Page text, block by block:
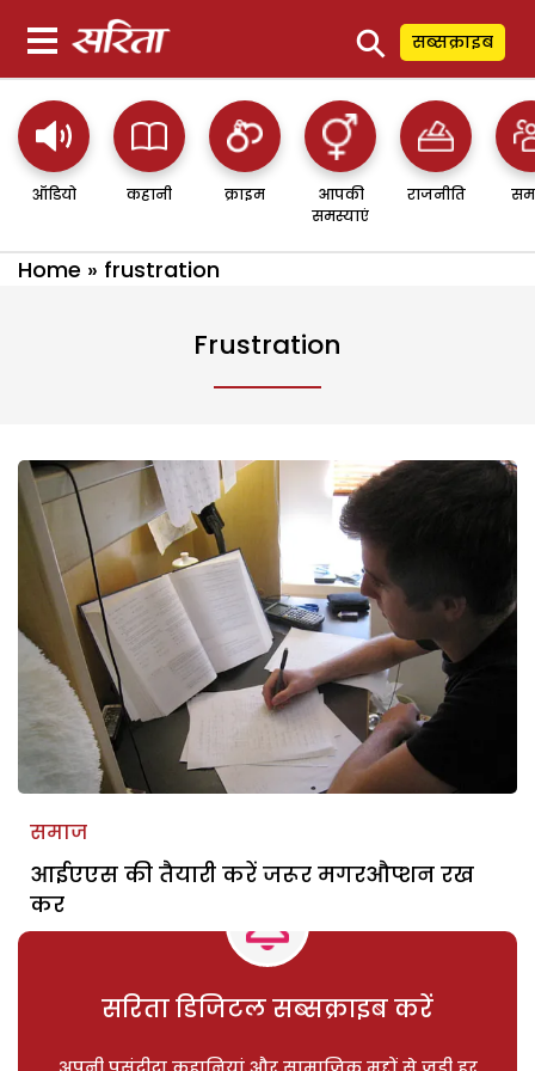
⚲ सब्सक्राइब
ऑडियो कहानी क्राइम
आपकी
समस्याएं
राजनीति
Home » frustration
Frustration
समाज
आईएएस की तैयारी करें जरूर मगरऔप्शन रख
कर
सरिता डिजिटल सब्सक्राइब करें